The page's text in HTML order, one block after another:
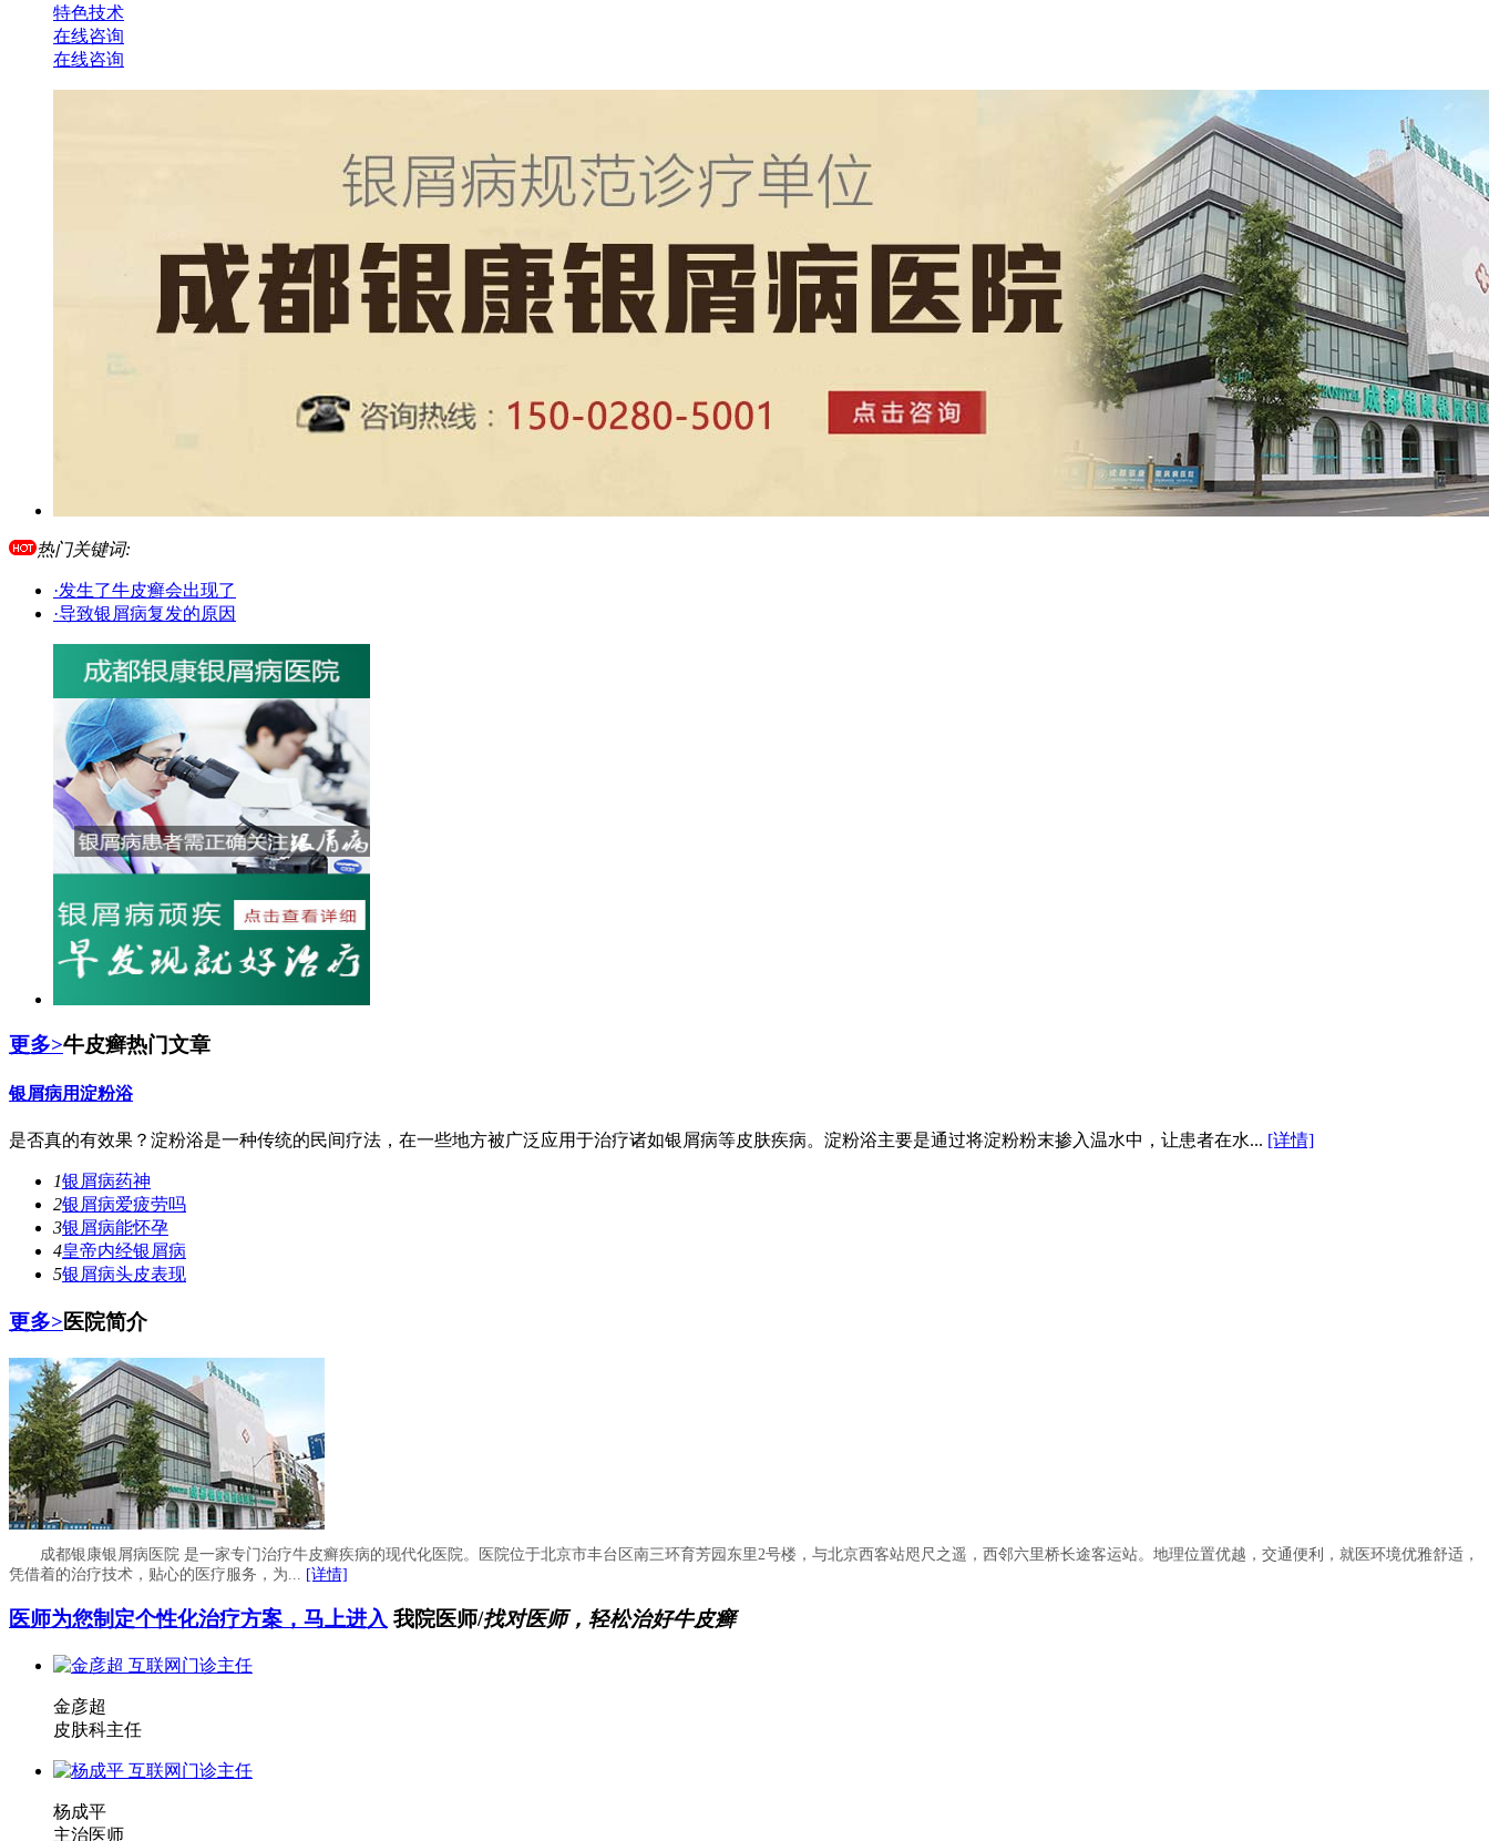
特色技术
在线咨询
在线咨询
热门关键词:
·发生了牛皮癣会出现了
·导致银屑病复发的原因
更多>牛皮癣热门文章
银屑病用淀粉浴
是否真的有效果？淀粉浴是一种传统的民间疗法，在一些地方被广泛应用于治疗诸如银屑病等皮肤疾病。淀粉浴主要是通过将淀粉粉末掺入温水中，让患者在水... [详情]
1银屑病药神
2银屑病爱疲劳吗
3银屑病能怀孕
4皇帝内经银屑病
5银屑病头皮表现
更多>医院简介
成都银康银屑病医院 是一家专门治疗牛皮癣疾病的现代化医院。医院位于北京市丰台区南三环育芳园东里2号楼，与北京西客站咫尺之遥，西邻六里桥长途客运站。地理位置优越，交通便利，就医环境优雅舒适，
凭借着的治疗技术，贴心的医疗服务，为... [详情]
医师为您制定个性化治疗方案，马上进入 我院医师/找对医师，轻松治好牛皮癣
金彦超
皮肤科主任
杨成平
主治医师